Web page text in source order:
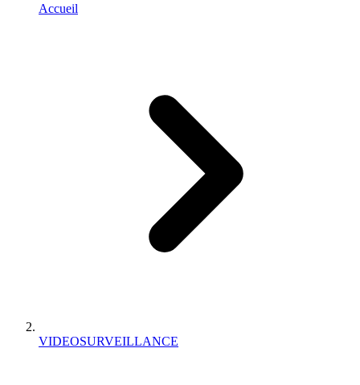
Accueil
VIDEOSURVEILLANCE